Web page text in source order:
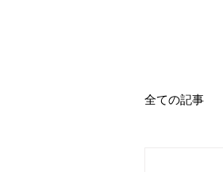
全ての記事